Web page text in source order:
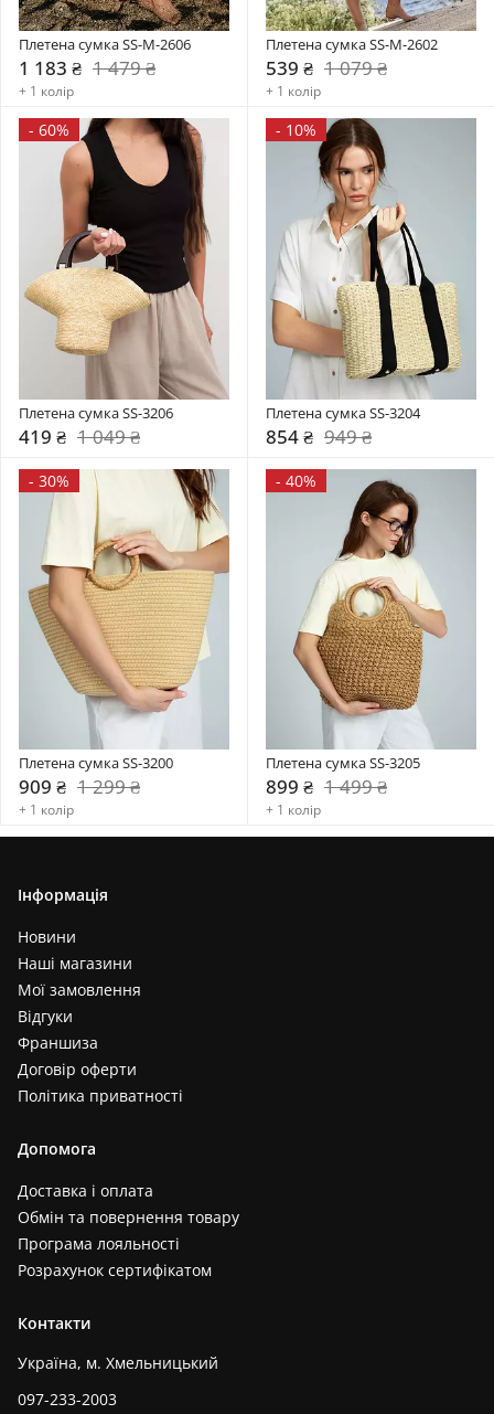
Плетена сумка SS-M-2606
1 183 ₴ 1 479 ₴
+ 1 колір
Плетена сумка SS-M-2602
539 ₴ 1 079 ₴
+ 1 колір
- 60%
Плетена сумка SS-3206
419 ₴ 1 049 ₴
- 10%
Плетена сумка SS-3204
854 ₴ 949 ₴
- 30%
Плетена сумка SS-3200
909 ₴ 1 299 ₴
+ 1 колір
- 40%
Плетена сумка SS-3205
899 ₴ 1 499 ₴
+ 1 колір
Інформація
Новини
Наші магазини
Мої замовлення
Відгуки
Франшиза
Договір оферти
Політика приватності
Допомога
Доставка і оплата
Обмін та повернення товару
Програма лояльності
Розрахунок сертифікатом
Контакти
Україна, м. Хмельницький
097-233-2003